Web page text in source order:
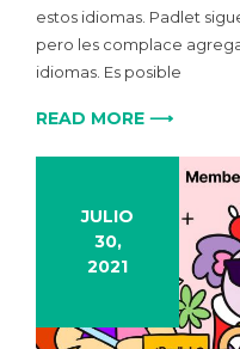
estos idiomas. Padlet
pero les complace
idiomas. Es posible
READ MORE ⟶
JULIO
30,
2021